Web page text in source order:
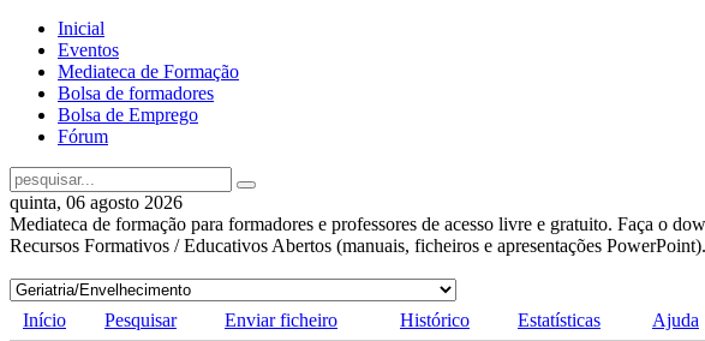
Inicial
Eventos
Mediateca de Formação
Bolsa de formadores
Bolsa de Emprego
Fórum
quinta, 06 agosto 2026
Mediateca de formação para formadores e professores de acesso livre e gratuito. Faça o
Recursos Formativos / Educativos Abertos (manuais, ficheiros e apresentações PowerPoint).
Início Pesquisar Enviar ficheiro Histórico Estatísticas Ajuda